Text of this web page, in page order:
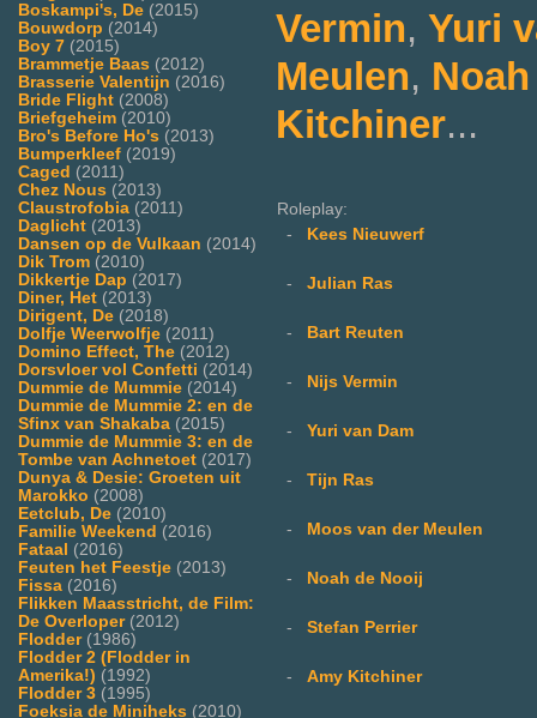
Boskampi's, De (2015)
Bouwdorp (2014)
Boy 7 (2015)
Brammetje Baas (2012)
Brasserie Valentijn (2016)
Bride Flight (2008)
Briefgeheim (2010)
Bro's Before Ho's (2013)
Bumperkleef (2019)
Caged (2011)
Chez Nous (2013)
Claustrofobia (2011)
Daglicht (2013)
Dansen op de Vulkaan (2014)
Dik Trom (2010)
Dikkertje Dap (2017)
Diner, Het (2013)
Dirigent, De (2018)
Dolfje Weerwolfje (2011)
Domino Effect, The (2012)
Dorsvloer vol Confetti (2014)
Dummie de Mummie (2014)
Dummie de Mummie 2: en de
Sfinx van Shakaba (2015)
Dummie de Mummie 3: en de
Tombe van Achnetoet (2017)
Dunya & Desie: Groeten uit
Marokko (2008)
Eetclub, De (2010)
Familie Weekend (2016)
Fataal (2016)
Feuten het Feestje (2013)
Fissa (2016)
Flikken Maasstricht, de Film:
De Overloper(2012)
Flodder(1986)
Flodder 2 (Flodder in
Amerika!) (1992)
Flodder 3 (1995)
Foeksia de Miniheks (2010)
Vermin, Yuri
Meulen,
Kitchiner...
Roleplay:
-
Kees Nieuwerf
- Julian Ras
- Bart Reuten
- Nijs Vermin
- Yuri van Dam
- Tijn Ras
- Moos van der Meulen
- Noah de Nooij
- Stefan Perrier
- Amy Kitchiner